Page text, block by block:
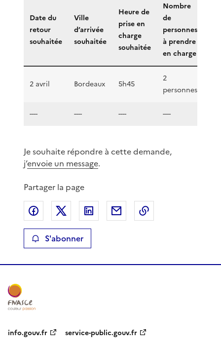
Date du
retour
souhaitée
Ville
d’arrivée
souhaitée
Heure de
prise en
charge
souhaitée
Nombre
de
personnes
à prendre
en charge
2 avril Bordeaux 5h45
2
personnes
---- ---- ---- ----
Je souhaite répondre à cette demande,
j’envoie un message.
Partager la page
Partager sur Facebook
Partager sur XPartager sur LinkedIn
Partager par email
S'abonner
info.gouv.fr service-public.gouv.fr